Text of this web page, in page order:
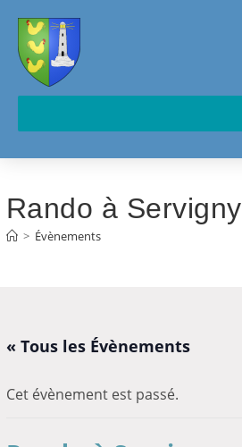
Rando à Servigny
> Évènements
« Tous les Évènements
Cet évènement est passé.